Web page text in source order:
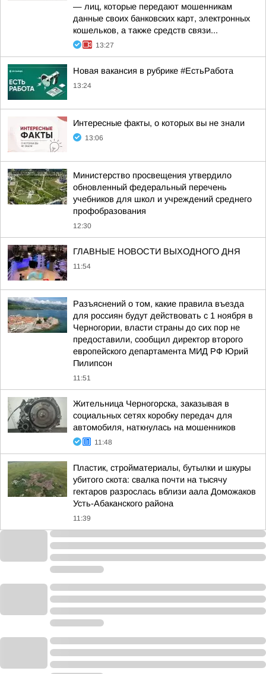
— лиц, которые передают мошенникам
данные своих банковских карт, электронных
кошельков, а также средств связи...
13:27
Новая вакансия в рубрике #ЕстьРабота
13:24
Интересные факты, о которых вы не знали
13:06
Министерство просвещения утвердило
обновленный федеральный перечень
учебников для школ и учреждений среднего
профобразования
12:30
ГЛАВНЫЕ НОВОСТИ ВЫХОДНОГО ДНЯ
11:54
Разъяснений о том, какие правила въезда
для россиян будут действовать с 1 ноября в
Черногории, власти страны до сих пор не
предоставили, сообщил директор второго
европейского департамента МИД РФ Юрий
Пилипсон
11:51
Жительница Черногорска, заказывая в
социальных сетях коробку передач для
автомобиля, наткнулась на мошенников
11:48
Пластик, стройматериалы, бутылки и шкуры
убитого скота: свалка почти на тысячу
гектаров разрослась вблизи аала Доможаков
Усть-Абаканского района
11:39